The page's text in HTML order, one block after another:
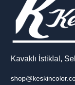
Kavaklı İstiklal,